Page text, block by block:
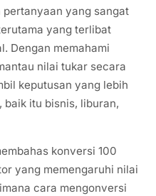
pertanyaan yang sangat
yang terlibat
Dengan memahami
nilai tukar secara
keputusan yang lebih
itu bisnis, liburan,
konversi 100
yang memengaruhi nilai
cara mengonversi